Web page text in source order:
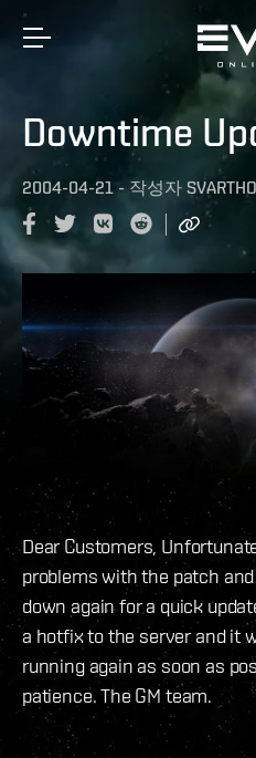
Downtime
2004-04-21 - 작성자
Dear Customers,
problems with the patch
down again for a quick
a hotfix to the server and it
running again as soon as
patience. The GM team.